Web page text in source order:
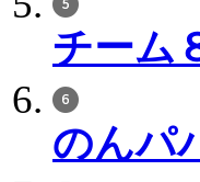
チーム
のんパ